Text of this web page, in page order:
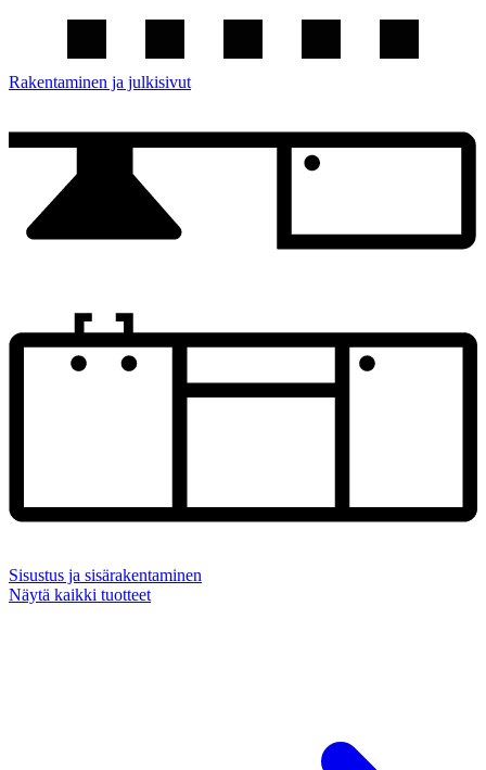
Rakentaminen ja julkisivut
Sisustus ja sisärakentaminen
Näytä kaikki tuotteet